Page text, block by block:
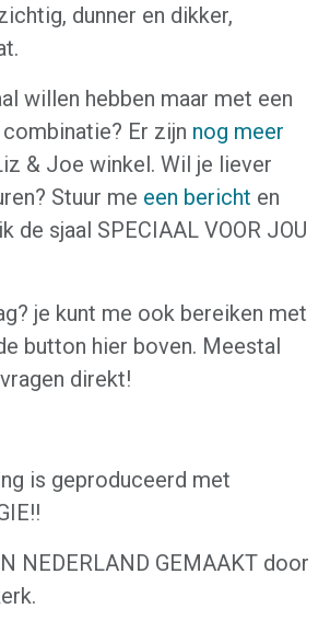
dunner en dikker,
willen hebben maar met een
Er zijn nog meer
& Joe winkel. Wil je liever
Stuur me een bericht en
de sjaal SPECIAAL VOOR JOU
je kunt me ook bereiken met
button hier boven. Meestal
direkt!
is geproduceerd met
NEDERLAND GEMAAKT door